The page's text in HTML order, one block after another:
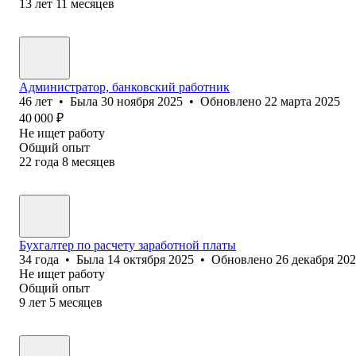
13 лет 11 месяцев
Администратор, банковский работник
46 лет • Была 30 ноября 2025 • Обновлено 22 марта 2025
40 000 ₽
Не ищет работу
Общий опыт
22 года 8 месяцев
Бухгалтер по расчету заработной платы
34 года • Была 14 октября 2025 • Обновлено 26 декабря
Не ищет работу
Общий опыт
9 лет 5 месяцев